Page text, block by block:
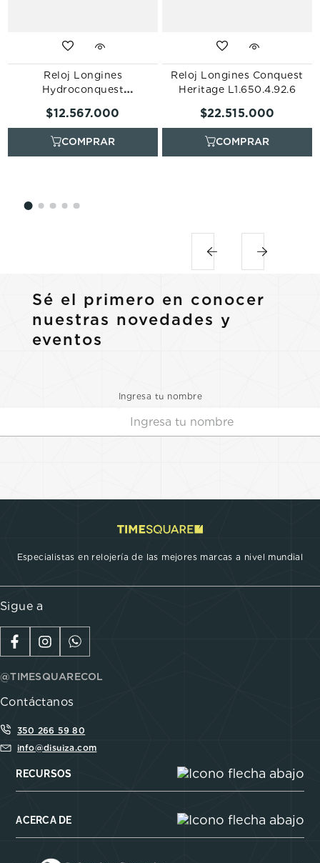
Reloj Longines
Hydroconquest
$12.567.000
Reloj Longines Conquest
Heritage L1.650.4.92.6
$22.515.000
Sé el primero en conocer
nuestras novedades y
eventos
Ingresa tu nombre
Especialistas en relojería de las mejores marcas a nivel mundial
Sigue a
@TIMESQUARECOL
Contáctanos
350 266 59 80
info@disuiza.com
RECURSOS
ACERCA DE